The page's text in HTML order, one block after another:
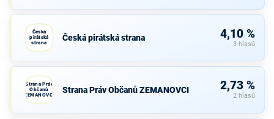
Česká
pirátská
strana
Česká pirátská strana 4,10 %
3 hlasů
Strana Práv
Občanů
ZEMANOVCI
Strana Práv Občanů ZEMANOVCI 2,73 %
2 hlasů